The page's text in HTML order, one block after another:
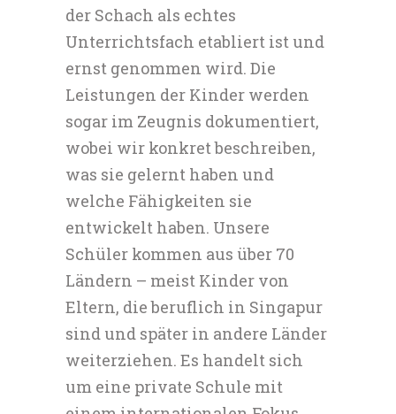
der Schach als echtes
Unterrichtsfach etabliert ist und
ernst genommen wird. Die
Leistungen der Kinder werden
sogar im Zeugnis dokumentiert,
wobei wir konkret beschreiben,
was sie gelernt haben und
welche Fähigkeiten sie
entwickelt haben. Unsere
Schüler kommen aus über 70
Ländern – meist Kinder von
Eltern, die beruflich in Singapur
sind und später in andere Länder
weiterziehen. Es handelt sich
um eine private Schule mit